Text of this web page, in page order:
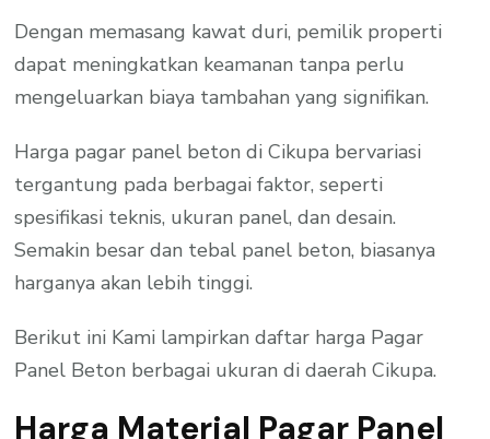
Dengan memasang kawat duri, pemilik properti
dapat meningkatkan keamanan tanpa perlu
mengeluarkan biaya tambahan yang signifikan.
Harga pagar panel beton di Cikupa bervariasi
tergantung pada berbagai faktor, seperti
spesifikasi teknis, ukuran panel, dan desain.
Semakin besar dan tebal panel beton, biasanya
harganya akan lebih tinggi.
Berikut ini Kami lampirkan daftar harga Pagar
Panel Beton berbagai ukuran di daerah Cikupa.
Harga Material Pagar Panel